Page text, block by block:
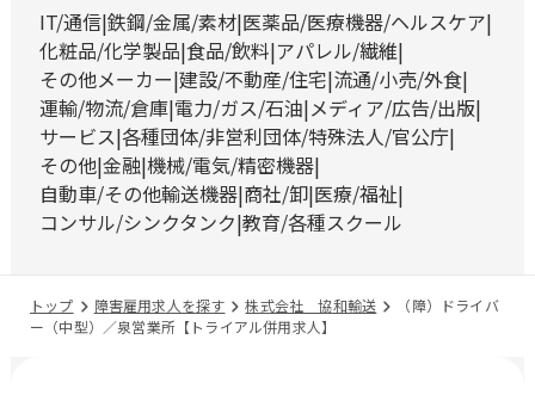
IT/通信 鉄鋼/金属/素材 医薬品/医療機器/ヘルスケア
化粧品/化学製品 食品/飲料 アパレル/繊維
その他メーカー 建設/不動産/住宅 流通/小売/外食
運輸/物流/倉庫 電力/ガス/石油 メディア/広告/出版
サービス 各種団体/非営利団体/特殊法人/官公庁
その他 金融 機械/電気/精密機器
自動車/その他輸送機器 商社/卸 医療/福祉
コンサル/シンクタンク 教育/各種スクール
トップ 障害雇用求人を探す 株式会社 協和輸送
（障）ドライバ
ー（中型）／泉営業所【トライアル併用求人】